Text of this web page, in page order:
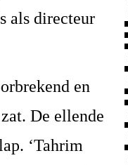
als directeur
en
De ellende
‘Tahrim